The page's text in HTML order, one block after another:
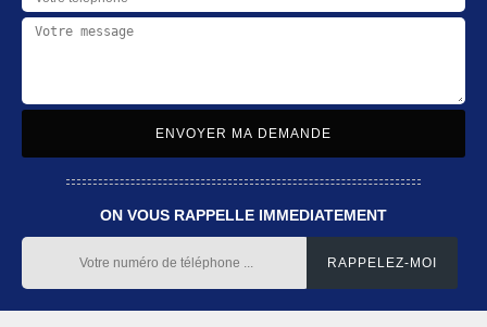
ON VOUS RAPPELLE IMMEDIATEMENT